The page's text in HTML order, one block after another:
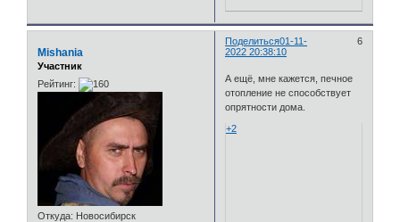
Поделиться 6
01-11-
2022 20:38:10
Mishania
Участник
Рейтинг:
Откуда: Новосибирск
А ещё, мне кажется, печное
отопление не способствует
опрятности дома.
+2